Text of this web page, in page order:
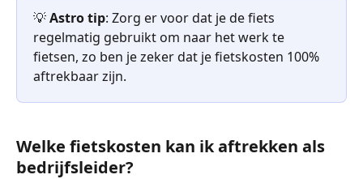
💡 Astro tip: Zorg er voor dat je de fiets
regelmatig gebruikt om naar het werk te
fietsen, zo ben je zeker dat je fietskosten 100%
aftrekbaar zijn.
Welke fietskosten kan ik aftrekken als
bedrijfsleider?